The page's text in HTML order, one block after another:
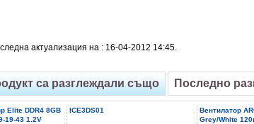
актуализация на : 16-04-2012 14:45.
са разглеждали също Последно
Elite DDR4 8GB
19-43 1.2V
ICE3DS01
Вентилатор
Grey/White